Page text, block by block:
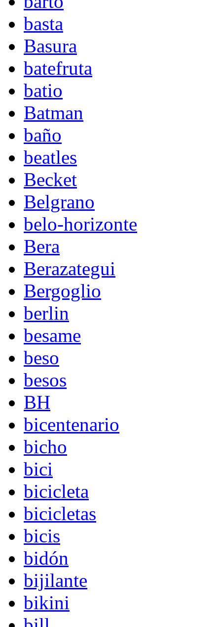
basta
Basura
batefruta
batio
Batman
baño
beatles
Becket
Belgrano
belo-horizonte
Bera
Berazategui
Bergoglio
berlin
besame
beso
besos
BH
bicentenario
bicho
bici
bicicleta
bicicletas
bicis
bidón
bijilante
bikini